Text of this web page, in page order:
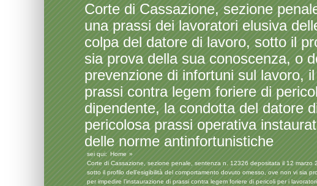
Corte di Cassazione, sezione
una prassi dei lavoratori elusiva
colpa del datore di lavoro, sotto il
sia prova della sua conoscenza, o
prevenzione di infortuni sul lavoro,
prassi contra legem foriere di
dipendente, la condotta del datore
pericolosa prassi operativa
delle norme antinfortunistiche
sei qui: Home
Corte di Cassazione, sezione penale, sentenza n. 12326 depositata il 12
sotto il profilo dell’esigibilità del comportamento dovuto omesso, ove non vi sia
per impedire l’instaurazione di prassi contra legem foriere di pericoli per i